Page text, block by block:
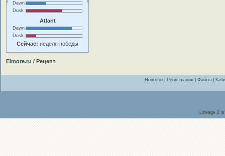
Dawn
Dusk
Atlant
Dawn
Dusk
Сейчас: неделя победы
Elmore.ru / Рецепт
Новости| Регистрация| Файлы|
Lineage 2